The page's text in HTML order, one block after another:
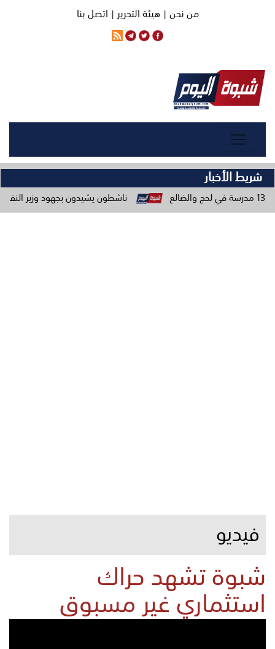
من نحن |هيئة التحرير | اتصل بنا
شريط الأخبار
ناشطون يشيدون بجهود وزير النفط ويحذرون من
فيديو
شبوة تشهد حراك
استثماري غير مسبوق